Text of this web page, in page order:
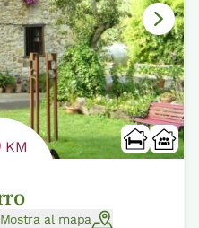
KM
Mostra al mapa